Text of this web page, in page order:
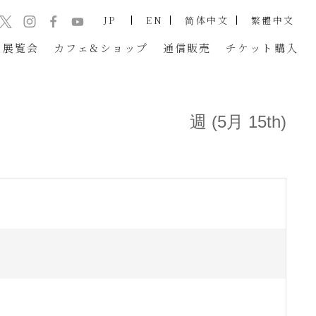
展覧会 カフェ&ショップ 通信販売 チケット 購入
JP EN 简体中文 繁體中文
週 (5月 15th)